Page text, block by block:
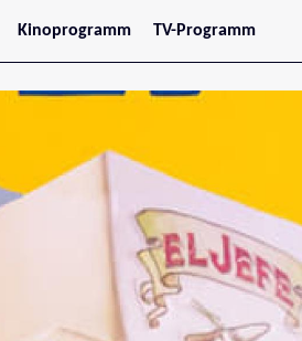
Kinoprogramm
Jetzt im Kino
Oberösterreich
Steiermark
Burgenland
TV-Programm